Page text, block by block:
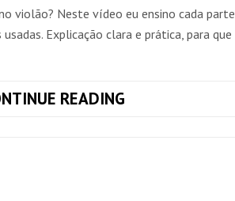
violão? Neste vídeo eu ensino cada parte
Explicação clara e prática, para que
READING